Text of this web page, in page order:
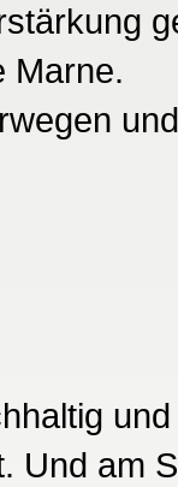
Marne.
Und am